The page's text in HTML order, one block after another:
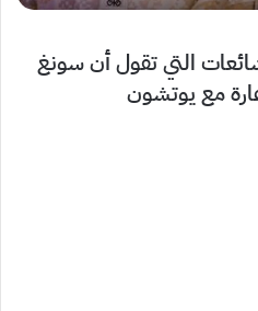
التي تقول أن سونغ
مع يوتشون